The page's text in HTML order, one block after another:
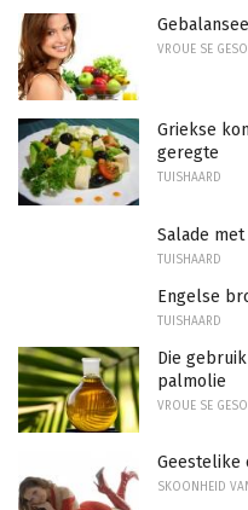
VROUE SE
Griekse
geregte
TUISHAARD
Salade
TUISHAARD
Engelse
TUISHAARD
Die
palmolie
VROUE SE
Geestelike
SKOONHEID